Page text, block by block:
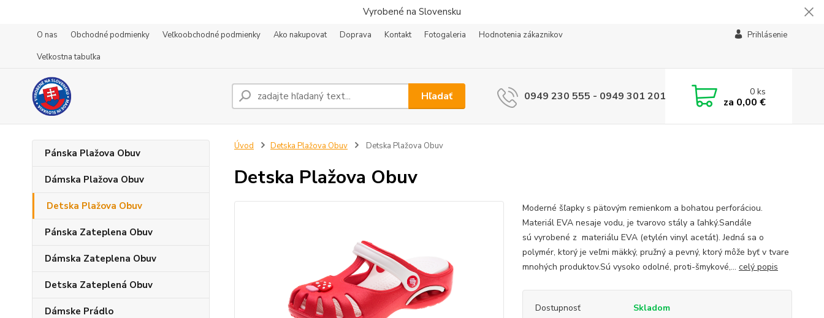
Vyrobené na Slovensku
O nas Obchodné podmienky Veľkoobchodné podmienky Ako nakupovat Doprava Kontakt Fotogaleria
Hodnotenia zákaznikov
Veľkostna tabuľka
Prihlásenie
Hľadať 0949 230 555 - 0949 301 201 0ks
za 0,00 €
Pánska Plažova Obuv
Dámska Plažova Obuv
Detska Plažova Obuv
Pánska Zateplena Obuv
Dámska Zateplena Obuv
Detska Zateplená Obuv
Dámske Prádlo
Úvod Detska Plažova Obuv Detska Plažova Obuv
Detska Plažova Obuv
Moderné šľapky s pätovým remienkom a bohatou perforáciou.
Materiál EVA nesaje vodu, je tvarovo stály a ľahký.Sandále
sú vyrobené z materiálu EVA (etylén vinyl acetát). Jedná sa o
polymér, ktorý je veľmi mäkký, pružný a pevný, ktorý môže byť v tvare
mnohých produktov.Sú vysoko odolné, proti-šmykové,... celý popis
Dostupnosť
Skladom